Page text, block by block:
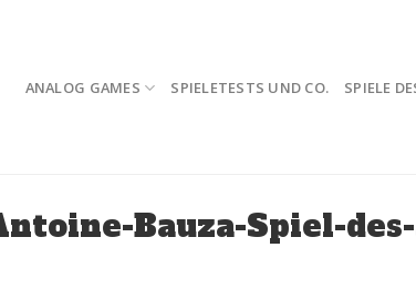
ANALOG GAMES SPIELETESTS UND CO. SPIELE
Bauza-Spiel-